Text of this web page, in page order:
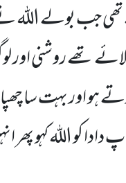
تھی جب بولے اللہ
تھے روشنی
اور بہت سا
کو اللہ کہو پھر